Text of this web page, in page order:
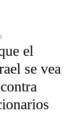
TO RECEIVE
el
se vea